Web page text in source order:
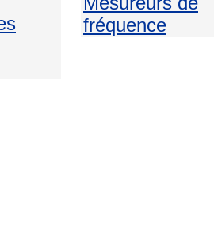
fréquence